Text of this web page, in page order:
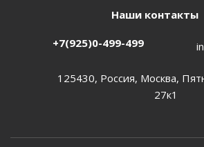
Наши контакты
+7(925)0-499-499
125430, Россия, Москва,
27к1